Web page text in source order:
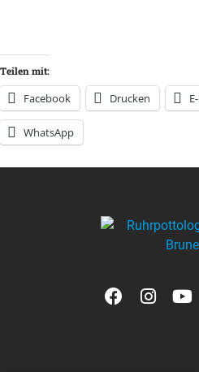
Teilen mit:
Facebook Drucken
WhatsApp